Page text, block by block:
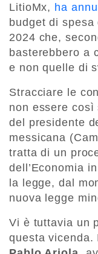
LitioMx, ha
budget di
2024 che,
basterebbero a
e non quelle di
Stracciare le
non essere così
del presidente
messicana
tratta di un
dell’Economia
la legge, dal
nuova legge
Vi è tuttavia un
questa vicenda.